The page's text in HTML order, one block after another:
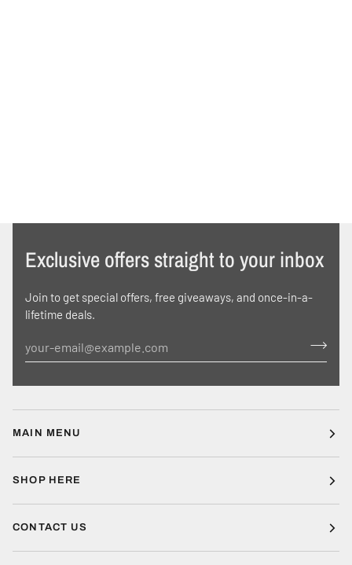
Exclusive offers straight to your inbox
Join to get special offers, free giveaways, and once-in-a-
lifetime deals.
MAIN MENU
SHOP HERE
CONTACT US